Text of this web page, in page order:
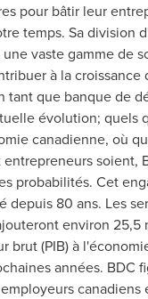
pour bâtir leur
temps. Sa division
vaste gamme de
à la croissance
tant que banque de
évolution; quels
canadienne, où
soient,
probabilités. Cet
depuis 80 ans. Les
environ 25,5
brut (PIB) à
années. BDC
canadiens